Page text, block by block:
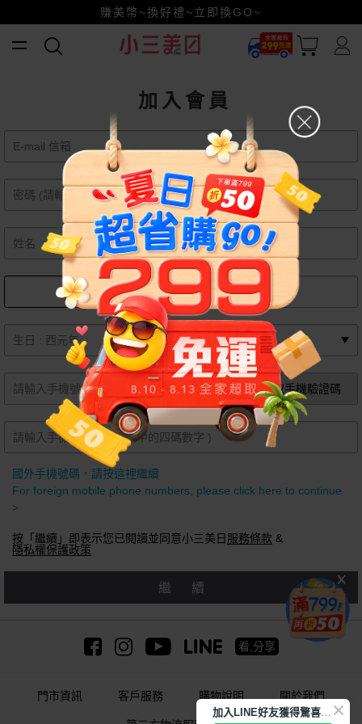
賺美幣~換好禮~立即換GO~
加入會員
女
月 日
獲取手機驗證碼
國外手機號碼，請按這裡繼續
For foreign mobile phone numbers, please click here to continue
>
按「繼續」即表示您已閱讀並同意小三美日 服務條款 &
隱私權保護政策
繼續
看,分享
購物說明
客戶服務 關於我們
門市資訊
加
入LINE好友獲得驚喜折扣!